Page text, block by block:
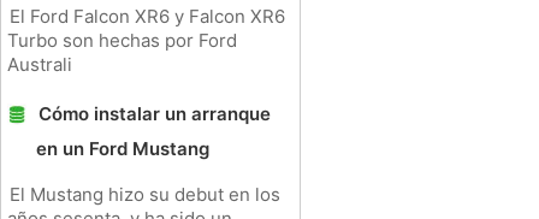
El Ford Falcon XR6 y Falcon XR6
Turbo son hechas por Ford
Australi
Cómo instalar un arranque
en un Ford Mustang
El Mustang hizo su debut en los